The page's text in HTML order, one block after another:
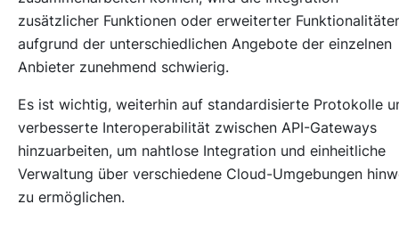
zusätzlicher Funktionen oder erweiterter
aufgrund der unterschiedlichen Angebote der einzelnen
Anbieter zunehmend schwierig.
Es ist wichtig, weiterhin auf standardisierte Protokolle
verbesserte Interoperabilität zwischen API-Gateways
hinzuarbeiten, um nahtlose Integration und einheitliche
Verwaltung über verschiedene Cloud-Umgebungen
zu ermöglichen.